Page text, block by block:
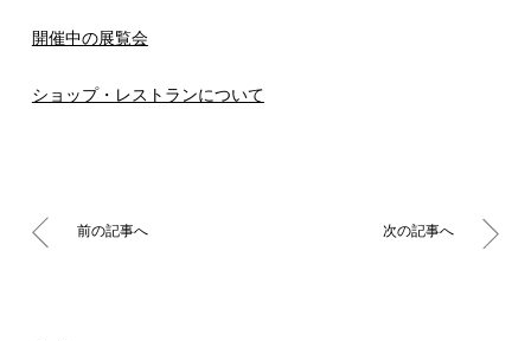
開催中の展覧会
ショップ・レストランについて
前の記事へ 次の記事へ